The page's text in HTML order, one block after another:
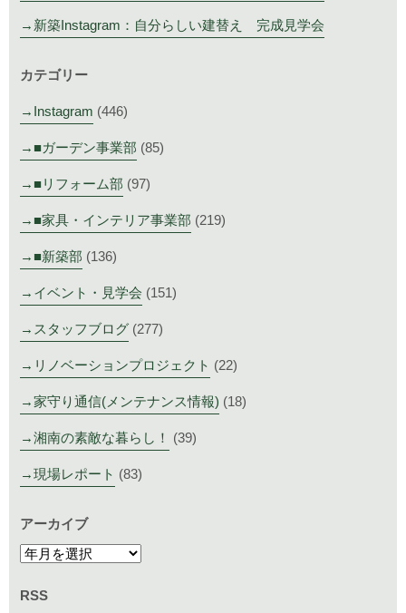
新築Instagram：自分らしい建替え 完成見学会
カテゴリー
Instagram (446)
■ガーデン事業部 (85)
■リフォーム部 (97)
■家具・インテリア事業部 (219)
■新築部 (136)
イベント・見学会 (151)
スタッフブログ (277)
リノベーションプロジェクト (22)
家守り通信(メンテナンス情報) (18)
湘南の素敵な暮らし！ (39)
現場レポート (83)
アーカイブ
RSS